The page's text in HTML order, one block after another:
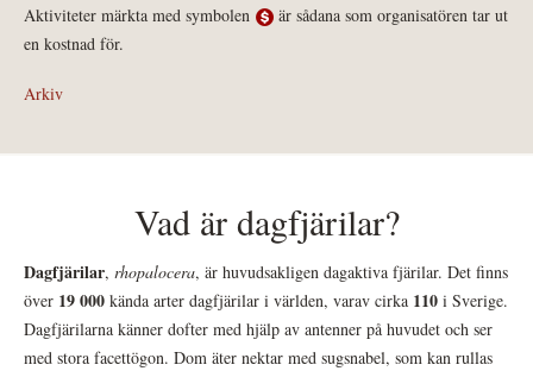
Aktiviteter märkta med symbolen
är sådana som organisatören tar ut
en kostnad för.
Arkiv
Vad är dagfjärilar?
Dagfjärilar, rhopalocera, är huvudsakligen dagaktiva fjärilar. Det finns
över 19 000 kända arter dagfjärilar i världen, varav cirka 110 i Sverige.
Dagfjärilarna känner dofter med hjälp av antenner på huvudet och ser
med stora facettögon. Dom äter nektar med sugsnabel, som kan rullas